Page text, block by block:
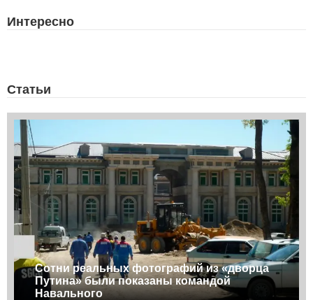
Интересно
Статьи
Сотни реальных фотографий из «дворца
Путина» были показаны командой
Навального